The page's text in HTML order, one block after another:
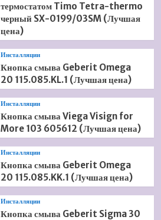
термостатом Timo Tetra-thermo
черный SX-0199/03SM (Лучшая
цена)
Инсталляции
Кнопка смыва Geberit Omega
20 115.085.KL.1 (Лучшая цена)
Инсталляции
Кнопка смыва Viega Visign for
More 103 605612 (Лучшая цена)
Инсталляции
Кнопка смыва Geberit Omega
20 115.085.KK.1 (Лучшая цена)
Инсталляции
Кнопка смыва Geberit Sigma 30